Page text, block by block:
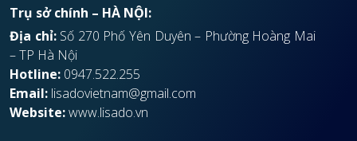
Trụ sở chính – HÀ NỘI:
Địa chỉ:Số 270 Phố Yên Duyên – Phường Hoàng Mai
– TP Hà Nội
Hotline: 0947.522.255
Email: lisadovietnam@gmail.com
Website:www.lisado.vn